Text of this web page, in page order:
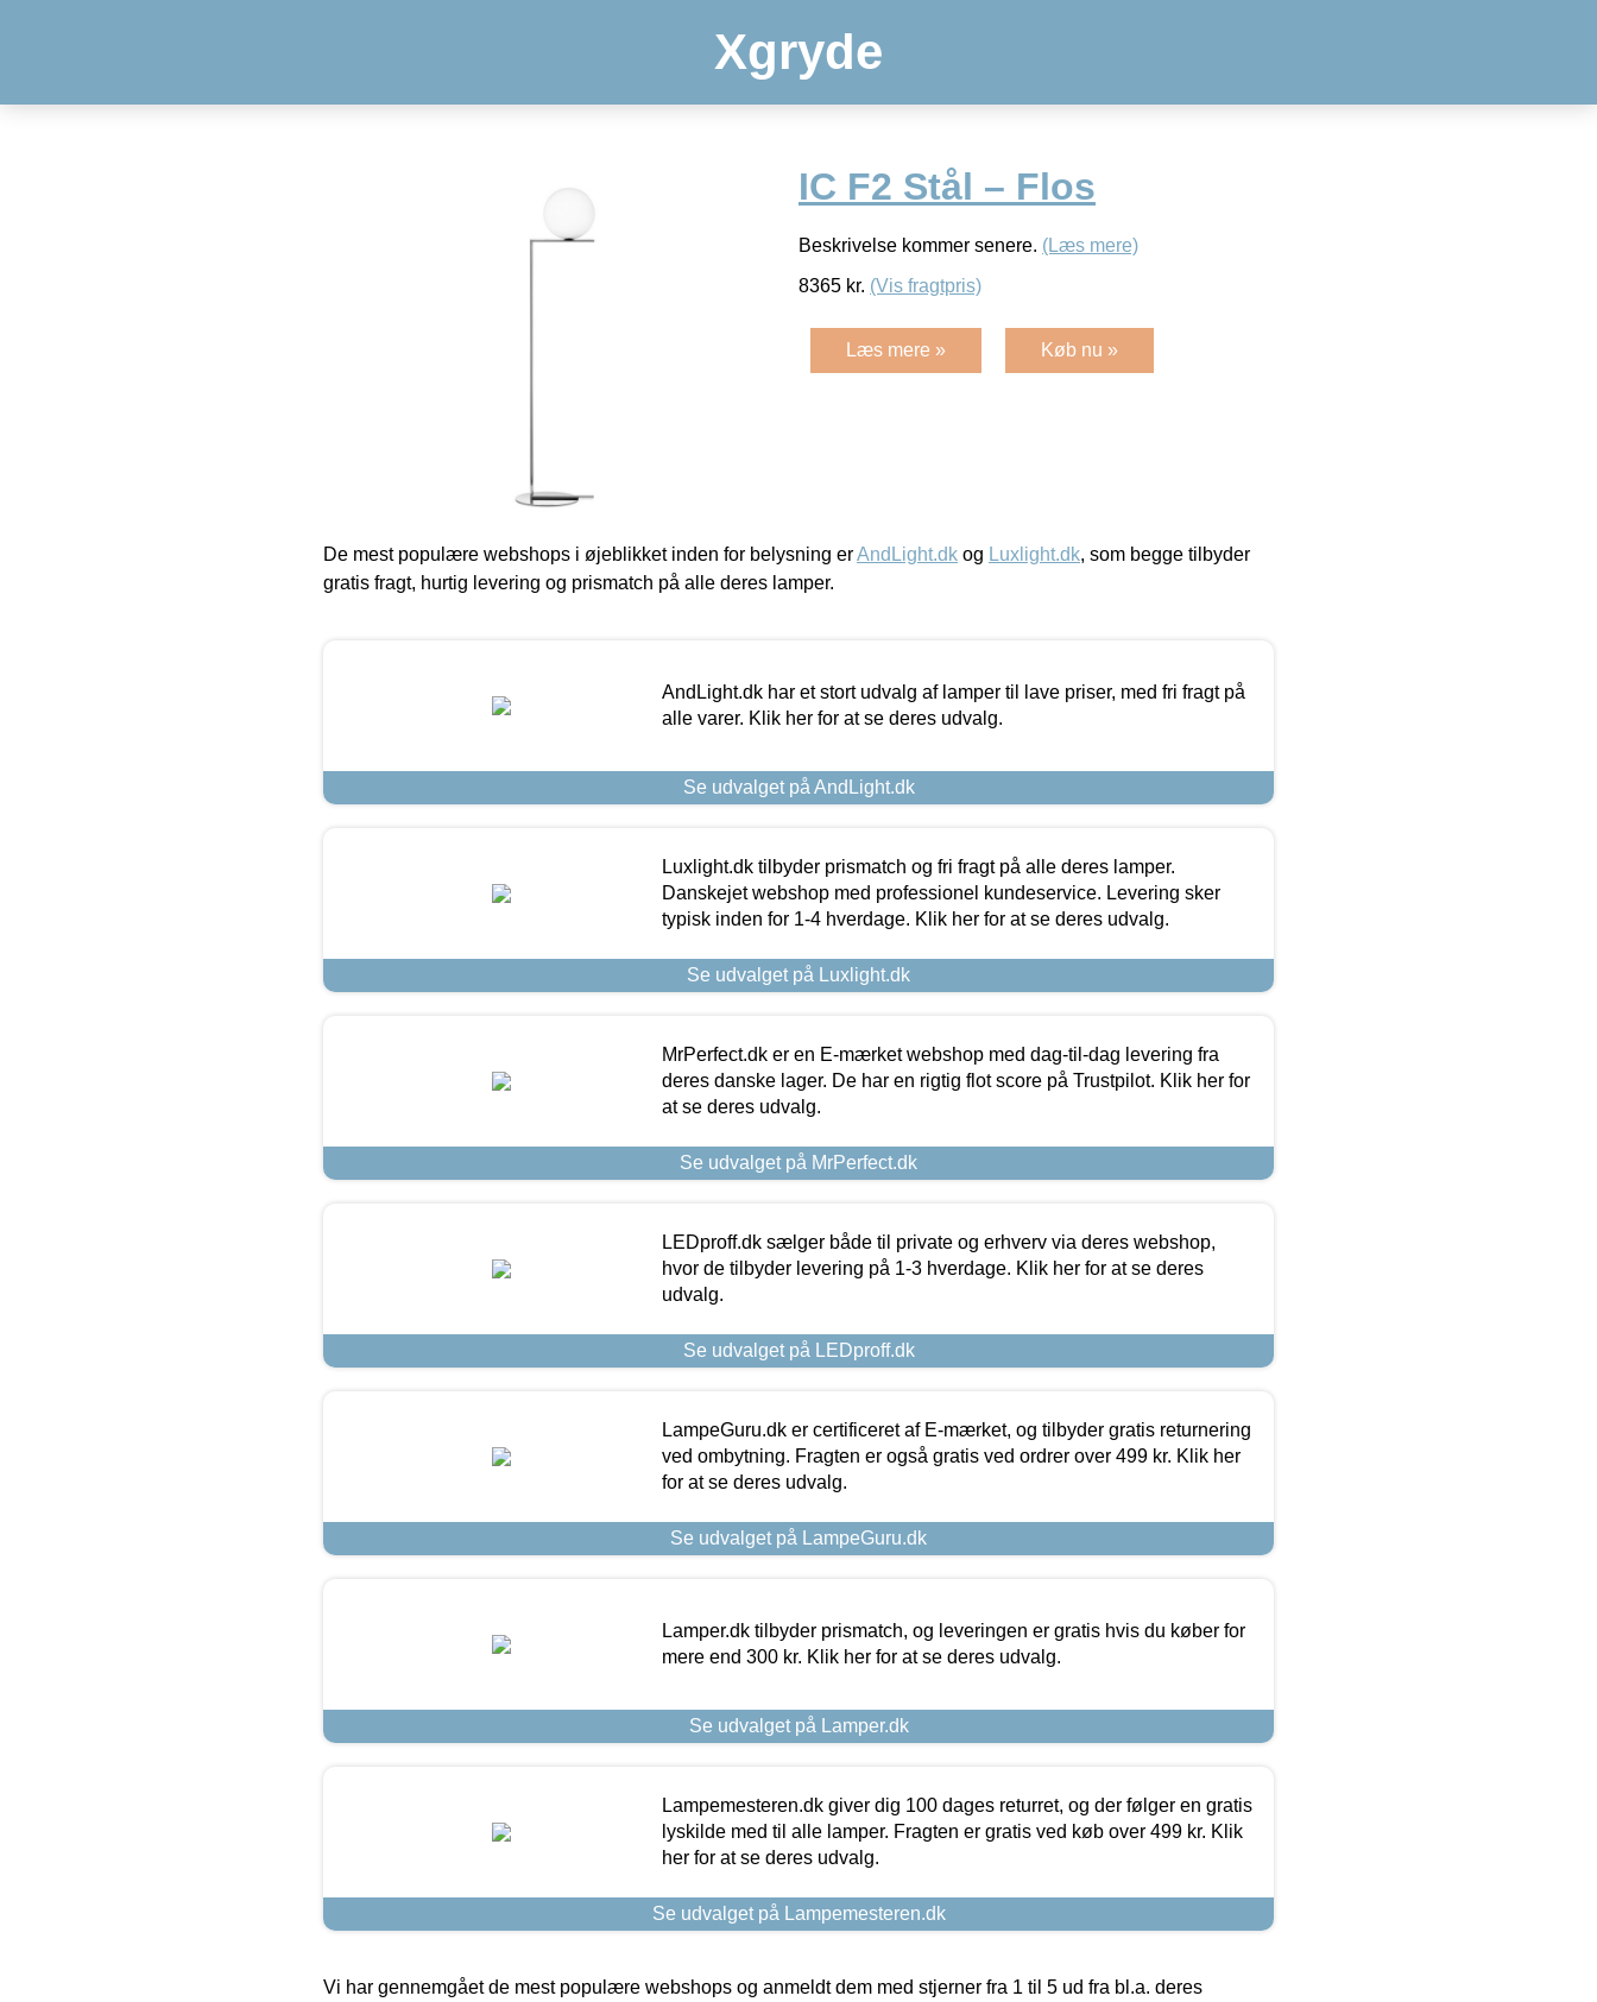
Xgryde
IC F2 Stål – Flos
Beskrivelse kommer senere. (Læs mere)
8365 kr. (Vis fragtpris)
Læs mere » Køb nu »
De mest populære webshops i øjeblikket inden for belysning erAndLight.dk og Luxlight.dk, som begge tilbyder
gratis fragt, hurtig levering og prismatch på alle deres lamper.
AndLight.dk har et stort udvalg af lamper til lave priser, med fri fragt på
alle varer. Klik her for at se deres udvalg.
Se udvalget på AndLight.dk
Luxlight.dk tilbyder prismatch og fri fragt på alle deres lamper.
Danskejet webshop med professionel kundeservice. Levering sker
typisk inden for 1-4 hverdage. Klik her for at se deres udvalg.
Se udvalget på Luxlight.dk
MrPerfect.dk er en E-mærket webshop med dag-til-dag levering fra
deres danske lager. De har en rigtig flot score på Trustpilot. Klik her for
at se deres udvalg.
Se udvalget på MrPerfect.dk
LEDproff.dk sælger både til private og erhverv via deres webshop,
hvor de tilbyder levering på 1-3 hverdage. Klik her for at se deres
udvalg.
Se udvalget på LEDproff.dk
LampeGuru.dk er certificeret af E-mærket, og tilbyder gratis returnering
ved ombytning. Fragten er også gratis ved ordrer over 499 kr. Klik her
for at se deres udvalg.
Se udvalget på LampeGuru.dk
Lamper.dk tilbyder prismatch, og leveringen er gratis hvis du køber for
mere end 300 kr. Klik her for at se deres udvalg.
Se udvalget på Lamper.dk
Lampemesteren.dk giver dig 100 dages returret, og der følger en gratis
lyskilde med til alle lamper. Fragten er gratis ved køb over 499 kr. Klik
her for at se deres udvalg.
Se udvalget på Lampemesteren.dk
Vi har gennemgået de mest populære webshops og anmeldt dem med stjerner fra 1 til 5 ud fra bl.a. deres